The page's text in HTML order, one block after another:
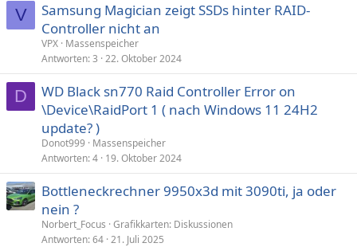
V
Samsung Magician zeigt SSDs hinter RAID-
Controller nicht an
VPX Massenspeicher
Antworten 3 22. Oktober 2024
D
WD Black sn770 Raid Controller Error on
\Device\RaidPort 1 ( nach Windows 11 24H2
update? )
Donot999
Massenspeicher
Antworten 4 19. Oktober 2024
Bottleneckrechner 9950x3d mit 3090ti, ja oder
nein ?
Norbert_Focus Grafikkarten: Diskussionen
Antworten 64 21. Juli 2025